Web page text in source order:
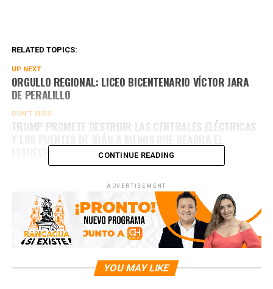
RELATED TOPICS:
UP NEXT
ORGULLO REGIONAL: LICEO BICENTENARIO VÍCTOR JARA
DE PERALILLO
DON'T MISS
TRUMP PROMETE DESTRUIR LAS CENTRALES ELÉCTRICAS
ESTRECHO DE ORMUZCONTINUE READING
ADVERTISEMENT
YOU MAY LIKE